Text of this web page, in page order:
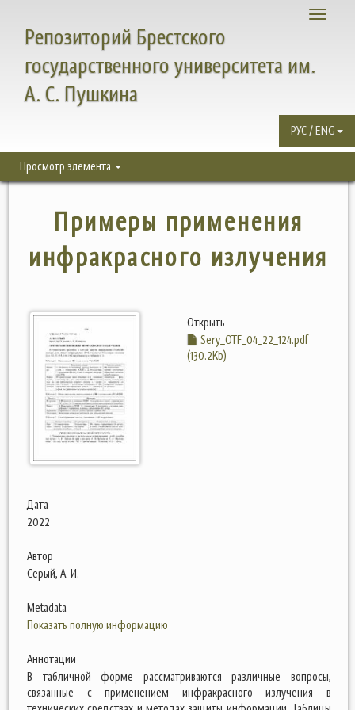
Toggle
Репозиторий Брестского
государственного университета им.
А. С. Пушкина
РУС / ENG
Просмотр элемента
Примеры применения
инфракрасного излучения
Открыть
Sery_OTF_04_22_124.pdf
(130.2Kb)
Дата
2022
Автор
Серый, А. И.
Metadata
Показать полную информацию
Аннотации
В табличной форме рассматриваются различные вопросы,
связанные с применением инфракрасного излучения в